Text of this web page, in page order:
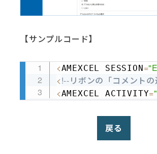
【サンプルコード】
<AMEXCEL SESSION=
<!--リボンの「コメント
<AMEXCEL ACTIVITY=
戻る